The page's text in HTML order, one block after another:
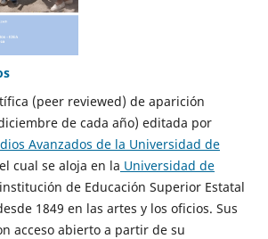
(peer reviewed) de aparición
de cada año) editada por
Avanzados de la Universidad de
cual se aloja en la Universidad de
de Educación Superior Estatal
1849 en las artes y los oficios. Sus
acceso abierto a partir de su